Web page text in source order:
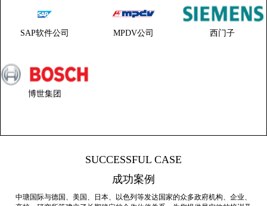
SAP软件公司 MPDV公司 西门子
博世集团
SUCCESSFUL CASE
成功案例
中瑭国际与德国、美国、日本、以色列等发达国家的众多政府机构、企业、